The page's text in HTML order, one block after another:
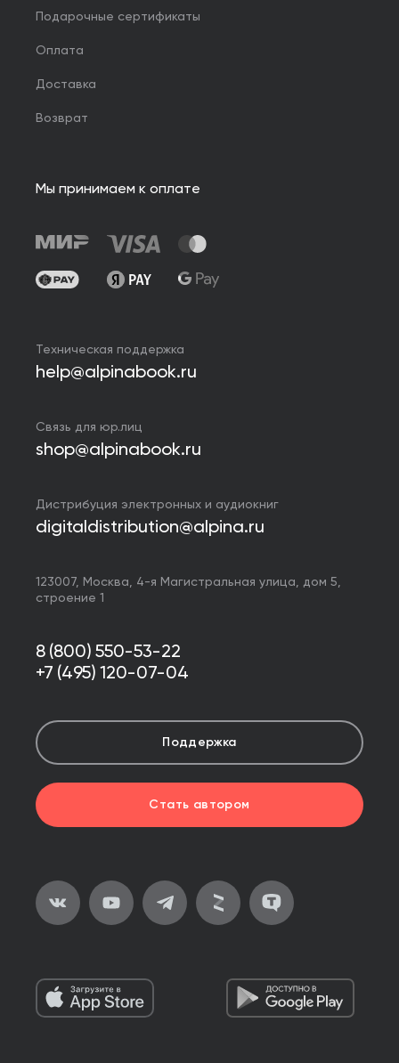
Подарочные сертификаты
Оплата
Доставка
Возврат
Мы принимаем к оплате
Техническая поддержка
help@alpinabook.ru
Связь для юр.лиц
shop@alpinabook.ru
Дистрибуция электронных и аудиокниг
digitaldistribution@alpina.ru
123007, Москва, 4-я Магистральная улица, дом 5,
строение 1
8 (800) 550-53-22
+7 (495) 120-07-04
Поддержка
Стать автором